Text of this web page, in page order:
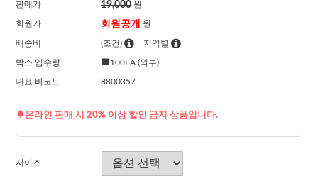
판매가 19,000원
회원가 회원공개 원
배송비 (조건) 지역별
박스 입수량 100EA (외부)
대표 바코드 8800357
온라인 판매 시 20% 이상 할인 금지 상품입니다.
사이즈